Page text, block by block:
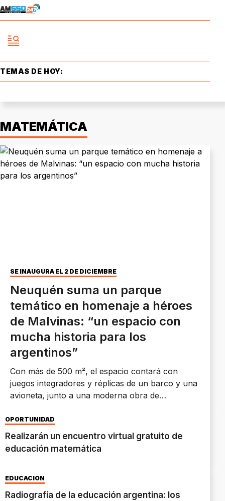
TEMAS DE HOY:
MATEMÁTICA
SE INAUGURA EL 2 DE DICIEMBRE
Neuquén suma un parque
temático en homenaje a héroes
de Malvinas: “un espacio con
mucha historia para los
argentinos”
Con más de 500 m², el espacio contará con
juegos integradores y réplicas de un barco y una
avioneta, junto a una moderna obra de
OPORTUNIDAD
Realizarán un encuentro virtual gratuito de
educación matemática
EDUCACIÓN
Radiografía de la educación argentina: los